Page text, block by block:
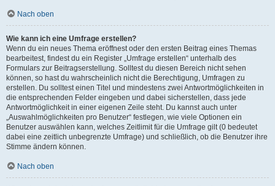
Nach oben
Wie kann ich eine Umfrage erstellen?
Wenn du ein neues Thema eröffnest oder den ersten Beitrag eines Themas
bearbeitest, findest du ein Register „Umfrage erstellen“ unterhalb des
Formulars zur Beitragserstellung. Solltest du diesen Bereich nicht sehen
können, so hast du wahrscheinlich nicht die Berechtigung, Umfragen zu
erstellen. Du solltest einen Titel und mindestens zwei Antwortmöglichkeiten in
die entsprechenden Felder eingeben und dabei sicherstellen, dass jede
Antwortmöglichkeit in einer eigenen Zeile steht. Du kannst auch unter
„Auswahlmöglichkeiten pro Benutzer“ festlegen, wie viele Optionen ein
Benutzer auswählen kann, welches Zeitlimit für die Umfrage gilt (0 bedeutet
dabei eine zeitlich unbegrenzte Umfrage) und schließlich, ob die Benutzer ihre
Stimme ändern können.
Nach oben